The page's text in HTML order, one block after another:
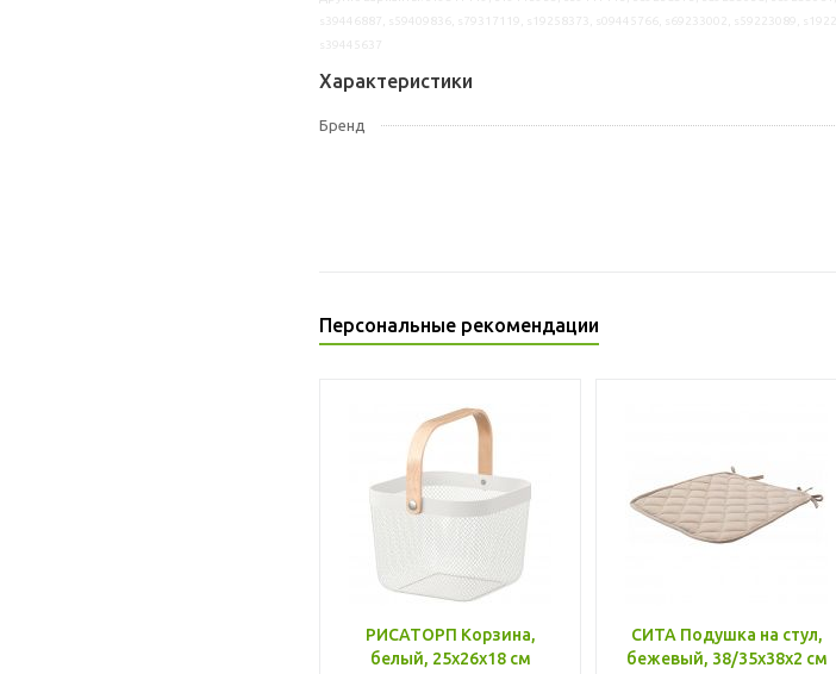
Характеристики
Бренд
Персональные рекомендации
РИСАТОРП Корзина,
белый, 25x26x18 см
СИТА Подушка на стул,
бежевый, 38/35x38x2 см